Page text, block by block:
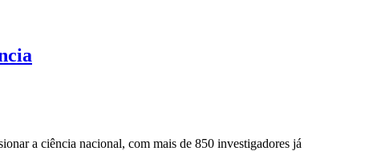
a ciência nacional, com mais de 850 investigadores já